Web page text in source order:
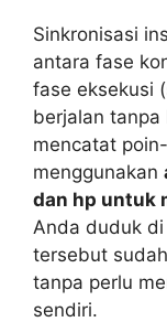
Sinkronisasi
antara fase
fase eksekusi
berjalan tanpa
mencatat
menggunakan
dan hp untuk
Anda duduk
tersebut
tanpa perlu
sendiri.